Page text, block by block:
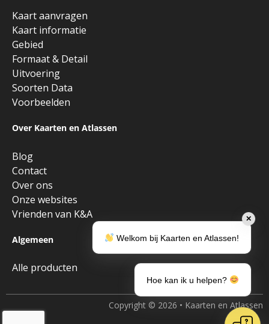
Kaart aanvragen
Kaart informatie
Gebied
Formaat & Detail
Uitvoering
Soorten Data
Voorbeelden
Over Kaarten en Atlassen
Blog
Contact
Over ons
Onze websites
Vrienden van K&A
Algemeen
Alle producten
Copyright © 2026 • Kaarten en Atlassen
✕
Welkom bij Kaarten en Atlassen!
Hoe kan ik u helpen?